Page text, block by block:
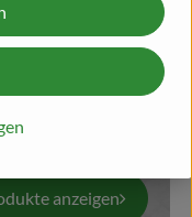
anzeigen
anzeigen